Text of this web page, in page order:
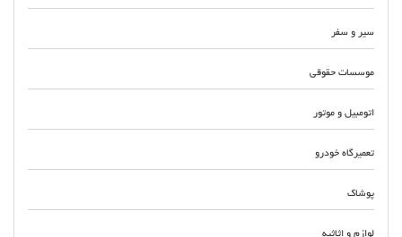
سیر و سفر
موسسات حقوقی
اتومبیل و موتور
تعمیرگاه خودرو
پوشاک
لوازم و اثاثیه